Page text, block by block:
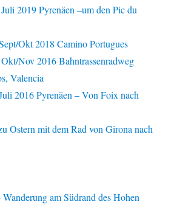
2019 Pyrenäen –um den Pic du
Okt 2018 Camino Portugues
Nov 2016 Bahntrassenradweg
Valencia
2016 Pyrenäen – Von Foix nach
Ostern mit dem Rad von Girona nach
Wanderung am Südrand des Hohen